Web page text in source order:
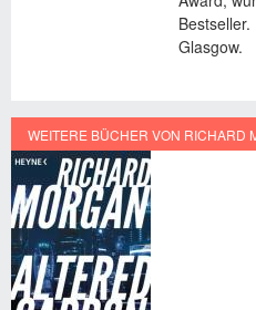
Glasgow.
WEITERE BÜCHER VON RICHARD